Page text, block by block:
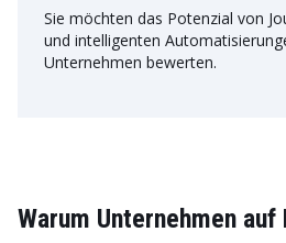
Sie möchten das Potenzial von
und intelligenten
Unternehmen bewerten.
Warum Unternehmen